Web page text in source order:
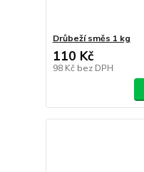
Drůbeží směs 1 kg
110 Kč
98 Kč bez DPH